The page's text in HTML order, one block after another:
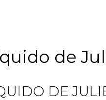
de
DE